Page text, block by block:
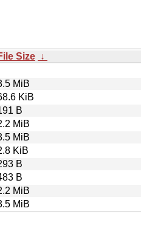
Size ↓
MiB
KiB
B
MiB
MiB
KiB
B
B
MiB
MiB